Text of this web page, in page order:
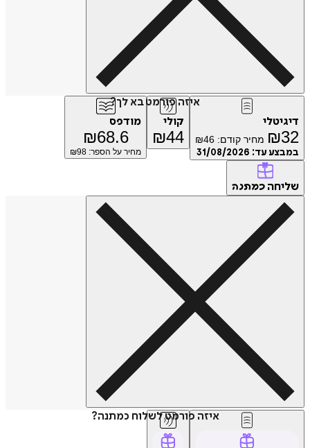
איזה פורמט בא לך?
דיגיטלי
₪32 מחיר קודם: ₪46
במבצע עד: 31/08/2026
קולי
₪44
מודפס
₪68.6
מחיר על הספר: ₪ 98
שליחה כמתנה
איזה פורמט לשלוח כמתנה?